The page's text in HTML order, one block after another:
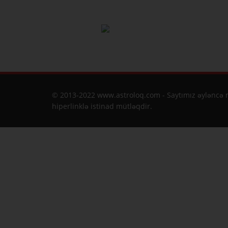
© 2013-2022 www.astroloq.com - Saytımız əyləncə
hiperlinklə istinad mütləqdir.